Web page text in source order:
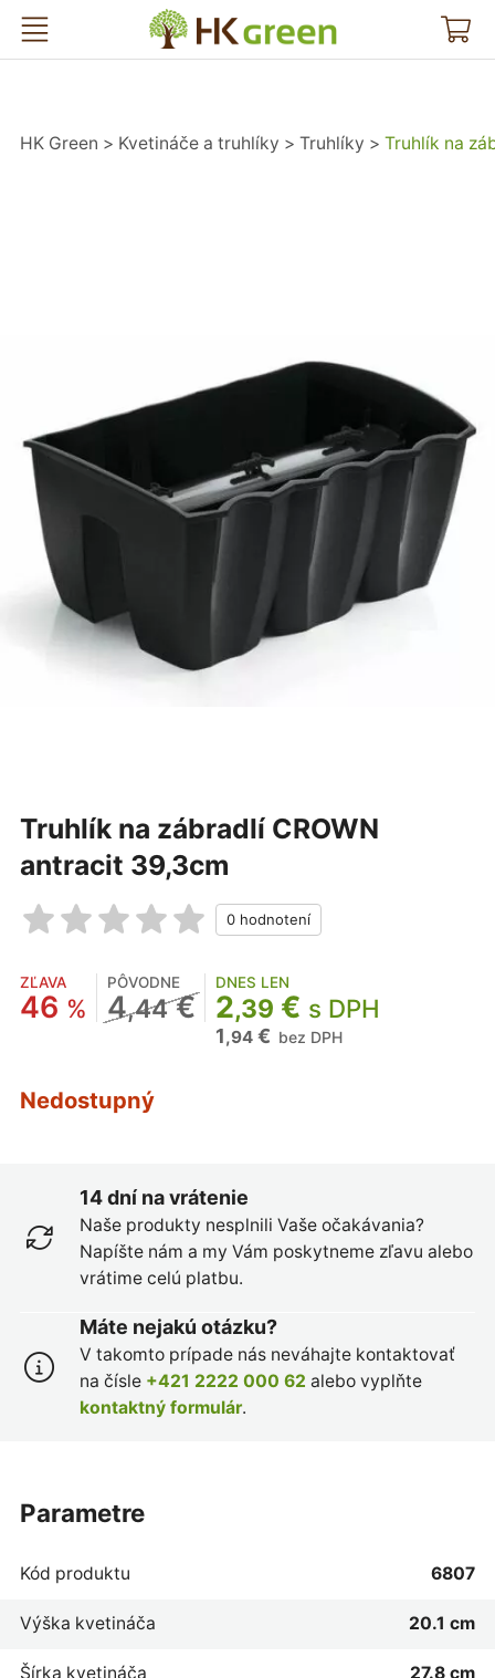
HK Green
HK Green Kvetináče a truhlíky Truhlíky Truhlík na
Truhlík na zábradlí CROWN
antracit 39,3cm
ZĽAVA
46 %
PÔVODNE
4,44€
DNES LEN
2,39 € s DPH
1,94€ bez DPH
Nedostupný
14 dní na vrátenie
Naše produkty nesplnili Vaše očakávania?
Napíšte nám a my Vám poskytneme zľavu alebo
vrátime celú platbu.
Máte nejakú otázku?
V takomto prípade nás neváhajte kontaktovať
na čísle +421 2222 000 62 alebo vyplňte
kontaktný formulár.
parametre
Kód produktu 6807
Výška kvetináča 20.1 cm
Šírka kvetináča 27.8 cm